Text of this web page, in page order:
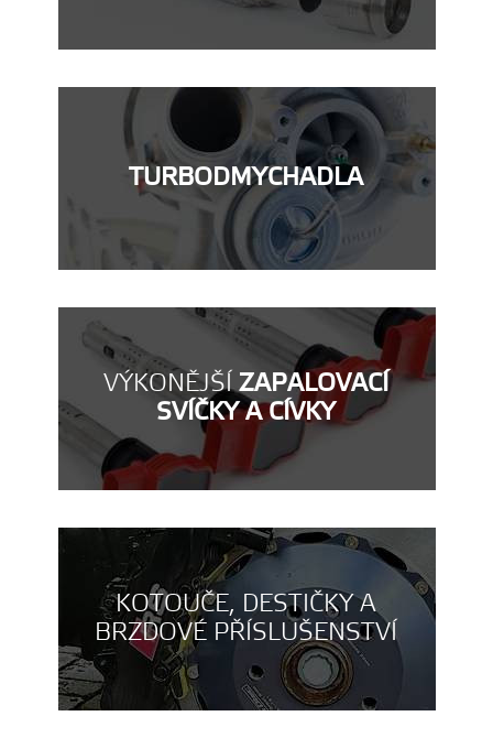
TURBODMYCHADLA
VÝKONĚJŠÍZAPALOVACÍ
SVÍČKY A CÍVKY
KOTOUČE, DESTIČKY A
BRZDOVÉ PŘÍSLUŠENSTVÍ